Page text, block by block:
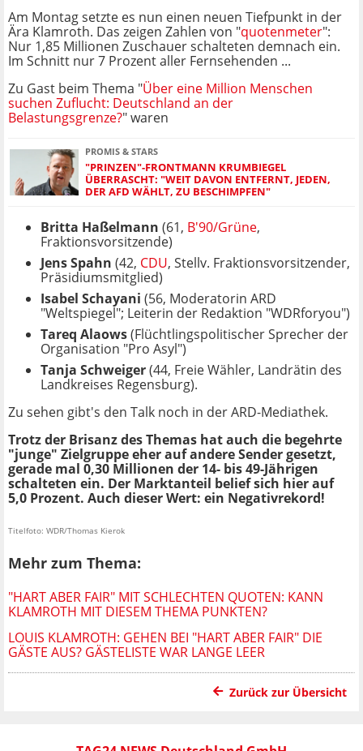
Am Montag setzte es nun einen neuen Tiefpunkt in der
Ära Klamroth. Das zeigen Zahlen von "quotenmeter":
Nur 1,85 Millionen Zuschauer schalteten demnach ein.
Im Schnitt nur 7 Prozent aller Fernsehenden ...
Zu Gast beim Thema "Über eine Million Menschen
suchen Zuflucht: Deutschland an der
Belastungsgrenze?" waren
PROMIS & STARS
"PRINZEN"-FRONTMANN KRUMBIEGEL
ÜBERRASCHT: "WEIT DAVON ENTFERNT, JEDEN,
DER AFD WÄHLT, ZU BESCHIMPFEN"
Britta Haßelmann (61, B'90/Grüne,
Fraktionsvorsitzende)
Jens Spahn (42, CDU, Stellv. Fraktionsvorsitzender,
Präsidiumsmitglied)
Isabel Schayani (56, Moderatorin ARD
"Weltspiegel"; Leiterin der Redaktion "WDRforyou")
Tareq Alaows(Flüchtlingspolitischer Sprecher der
Organisation "Pro Asyl")
Tanja Schweiger(44, Freie Wähler, Landrätin des
Landkreises Regensburg).
Zu sehen gibt's den Talk noch in der ARD-Mediathek.
Trotz der Brisanz des Themas hat auch die begehrte
"junge" Zielgruppe eher auf andere Sender gesetzt,
gerade mal 0,30 Millionen der 14- bis 49-Jährigen
schalteten ein. Der Marktanteil belief sich hier auf
5,0 Prozent. Auch dieser Wert: ein Negativrekord!
Titelfoto: WDR/Thomas Kierok
Mehr zum Thema:
"HART ABER FAIR" MIT SCHLECHTEN QUOTEN: KANN
KLAMROTH MIT DIESEM THEMA PUNKTEN?
LOUIS KLAMROTH: GEHEN BEI "HART ABER FAIR" DIE
GÄSTE AUS? GÄSTELISTE WAR LANGE LEER
Zurück zur Übersicht